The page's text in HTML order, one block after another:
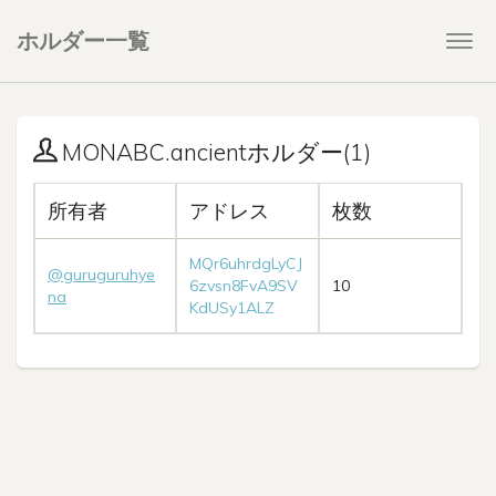
ホルダー一覧
MONABC.ancientホルダー(1)
所有者 アドレス 枚数
@guruguruhye
na
MQr6uhrdgLyCJ
6zvsn8FvA9SV
KdUSy1ALZ
10